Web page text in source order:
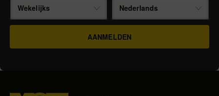
Wekelijks Nederlands